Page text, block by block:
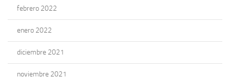
febrero 2022
enero 2022
diciembre 2021
noviembre 2021